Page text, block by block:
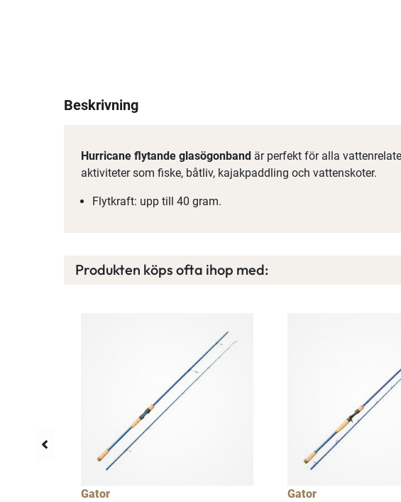
Beskrivning
Hurricane flytande glasögonband är perfekt för alla
aktiviteter som fiske, båtliv, kajakpaddling och vattenskoter.
Flytkraft: upp till 40 gram.
Produkten köps ofta ihop med:
Gator
Gator